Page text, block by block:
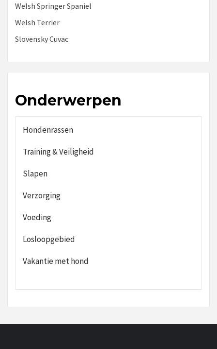
Welsh Springer Spaniel
Welsh Terrier
Slovensky Cuvac
Onderwerpen
Hondenrassen
Training & Veiligheid
Slapen
Verzorging
Voeding
Losloopgebied
Vakantie met hond